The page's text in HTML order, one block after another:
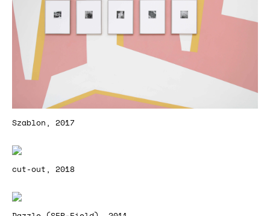
Szablon, 2017
cut-out, 2018